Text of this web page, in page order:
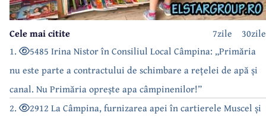
30zile
7zile
Cele mai citite
1.
5485 Irina Nistor în Consiliul Local Câmpina: „Primăria
nu este parte a contractului de schimbare a rețelei de apă și
canal. Nu Primăria oprește apa câmpinenilor!”
2.
2912 La Câmpina, furnizarea apei în cartierele Muscel și